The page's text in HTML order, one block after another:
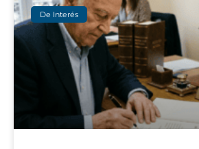
De Interés